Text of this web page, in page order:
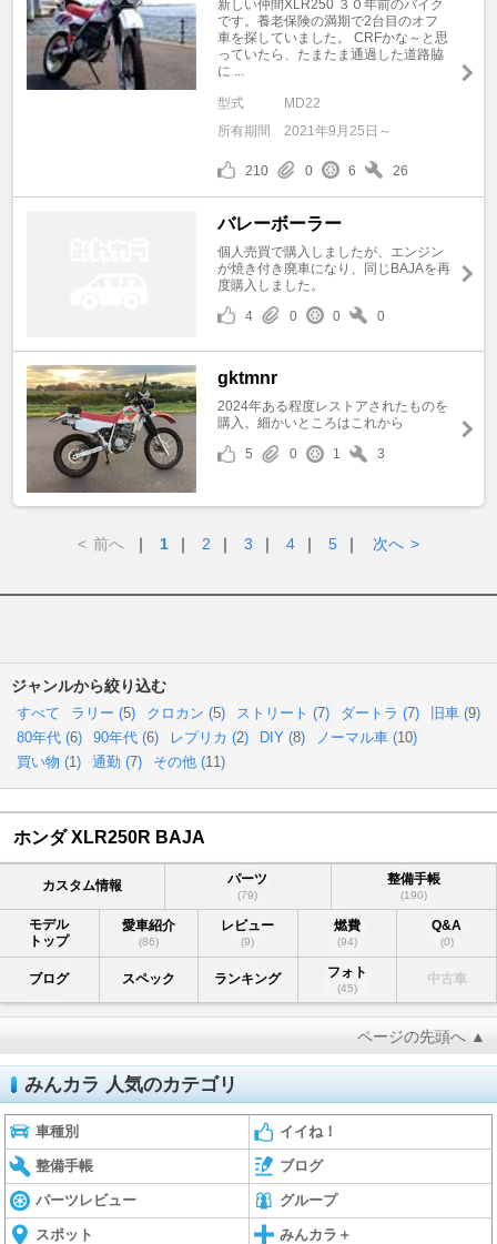
新しい仲間XLR250 ３０年前のバイク
です。養老保険の満期で2台目のオフ
車を探していました。 CRFかな～と思
っていたら、たまたま通過した道路脇
に ...
型式
MD22
所有期間
2021年9月25日～
210 0 6 26
バレーボーラー
個人売買で購入しましたが、エンジン
が焼き付き廃車になり、同じBAJAを再
度購入しました。
4
0 0 0
gktmnr
2024年ある程度レストアされたものを
購入。細かいところはこれから
5
0 1 3
< 前へ ｜ 1 ｜ 2 ｜ 3 ｜ 4 ｜ 5 ｜ 次へ >
ジャンルから絞り込む
すべて ラリー (5) クロカン (5) ストリート (7) ダートラ (7) 旧車 (9)
80年代 (6) 90年代 (6) レプリカ (2) DIY (8) ノーマル車 (10)
買い物 (1) 通勤 (7) その他 (11)
ホンダ XLR250R BAJA
カスタム情報 パーツ
(79)
整備手帳
(190)
モデル
トップ
愛車紹介
(86)
レビュー
(9)
燃費
(94)
Q&A
(0)
ブログ スペック ランキング フォト
(45)
中古車
ページの先頭へ ▲
みんカラ 人気のカテゴリ
車種別 イイね！
整備手帳 ブログ
パーツレビュー グループ
スポット みんカラ＋